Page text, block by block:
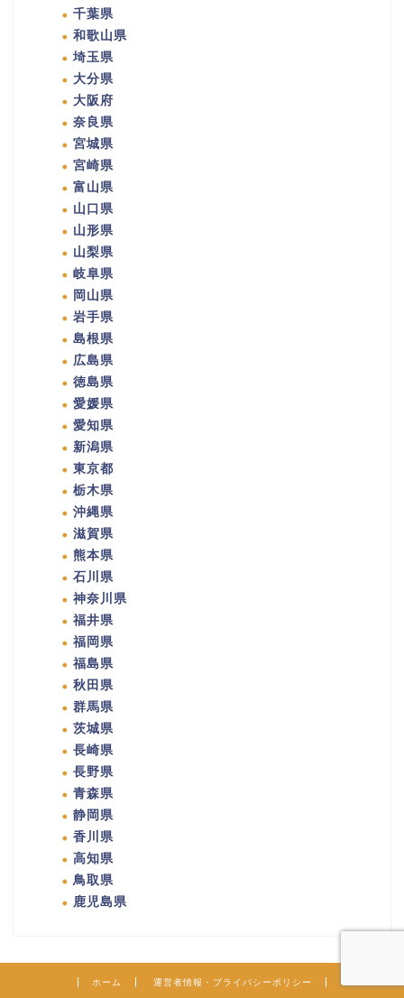
千葉県
和歌山県
埼玉県
大分県
大阪府
奈良県
宮城県
宮崎県
富山県
山口県
山形県
山梨県
岐阜県
岡山県
岩手県
島根県
広島県
徳島県
愛媛県
愛知県
新潟県
東京都
栃木県
沖縄県
滋賀県
熊本県
石川県
神奈川県
福井県
福岡県
福島県
秋田県
群馬県
茨城県
長崎県
長野県
青森県
静岡県
香川県
高知県
鳥取県
鹿児島県
ホーム 運営者情報・プライバシーポリシー